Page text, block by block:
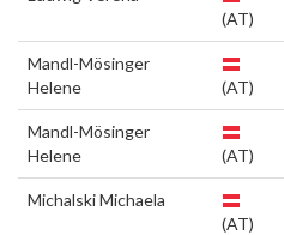
(AT)
Mandl-Mösinger
Helene
(AT)
Mandl-Mösinger
Helene
(AT)
Michalski Michaela
(AT)